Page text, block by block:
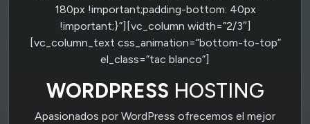
180px !important;padding-bottom: 40px
!important;}”][vc_column width=”2/3″]
[vc_column_text css_animation=”bottom-to-top”
el_class=”tac blanco”]
WORDPRESS HOSTING
Apasionados por WordPress ofrecemos el mejor